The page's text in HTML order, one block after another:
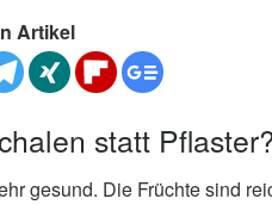
Artikel
statt
gesund. Die Früchte sind